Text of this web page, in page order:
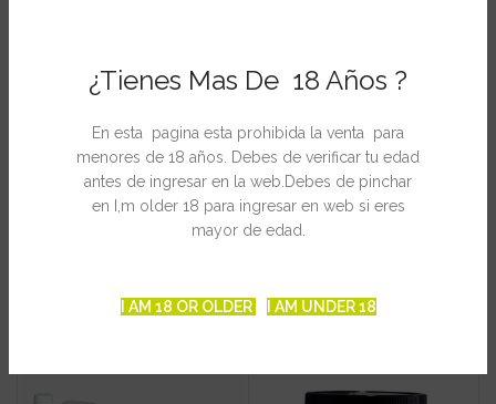
¿Tienes Mas De 18 Años ?
En esta pagina esta prohibida la venta para
menores de 18 años. Debes de verificar tu edad
antes de ingresar en la web.Debes de pinchar
en I,m older 18 para ingresar en web si eres
mayor de edad.
I AM 18 OR OLDER I AM UNDER 18